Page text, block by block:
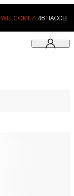
WELCOME7. 48 ЧАСОВ